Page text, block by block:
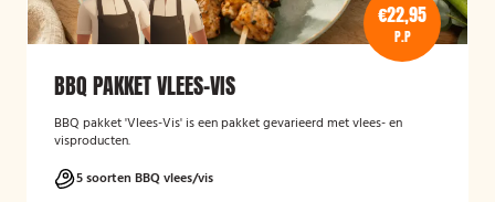
€22,95
P.P
BBQ PAKKET VLEES-VIS
BBQ pakket 'Vlees-Vis' is een pakket gevarieerd met vlees- en
visproducten.
5 soorten BBQ vlees/vis